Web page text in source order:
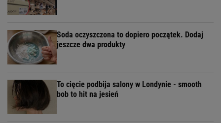
Soda oczyszczona to dopiero początek. Dodaj
jeszcze dwa produkty
To cięcie podbija salony w Londynie - smooth
bob to hit na jesień